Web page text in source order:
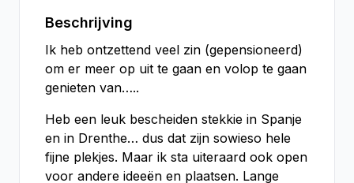
Beschrijving
Ik heb ontzettend veel zin (gepensioneerd)
om er meer op uit te gaan en volop te gaan
genieten van…..
Heb een leuk bescheiden stekkie in Spanje
en in Drenthe… dus dat zijn sowieso hele
fijne plekjes. Maar ik sta uiteraard ook open
voor andere ideeën en plaatsen. Lange